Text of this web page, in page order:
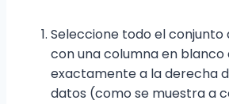
Seleccione todo el conjunto
con una columna en blanco
exactamente a la derecha
datos (como se muestra a